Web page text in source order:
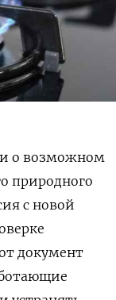
о возможном
природного
с новой
документ